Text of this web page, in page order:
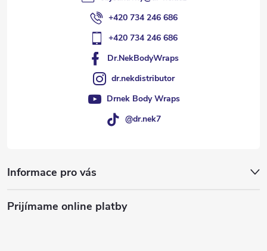
+420 734 246 686
+420 734 246 686
Dr.NekBodyWraps
dr.nekdistributor
Drnek Body Wraps
@dr.nek7
Informace pro vás
Prijímame online platby